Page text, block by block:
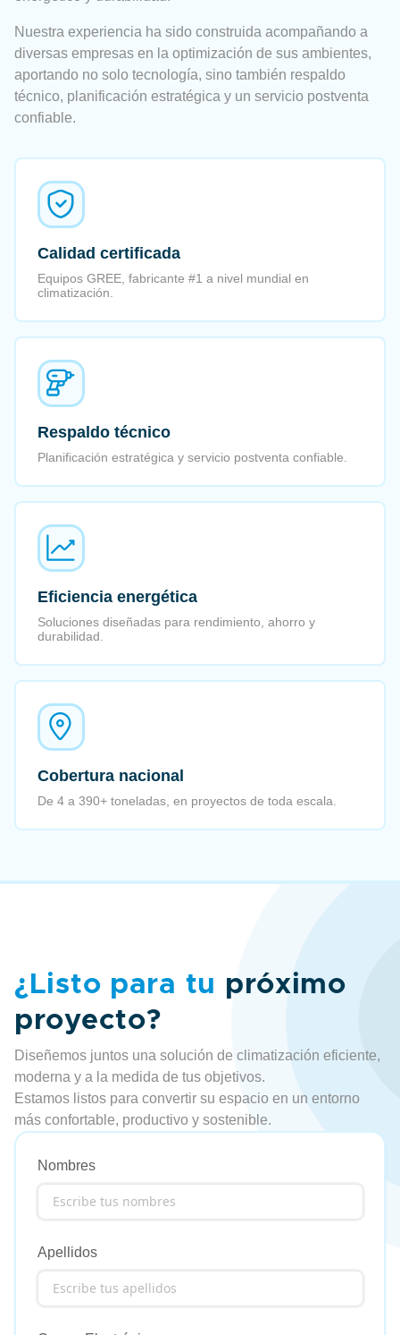
Nuestra experiencia ha sido construida acompañando a
diversas empresas en la optimización de sus ambientes,
aportando no solo tecnología, sino también respaldo
técnico, planificación estratégica y un servicio postventa
confiable.
Calidad certificada
Equipos GREE, fabricante #1 a nivel mundial en
climatización.
Respaldo técnico
Planificación estratégica y servicio postventa confiable.
Eficiencia energética
Soluciones diseñadas para rendimiento, ahorro y
durabilidad.
Cobertura nacional
De 4 a 390+ toneladas, en proyectos de toda escala.
¿Listo para tu próximo
proyecto?
Diseñemos juntos una solución de climatización eficiente,
moderna y a la medida de tus objetivos.
Estamos listos para convertir su espacio en un entorno
más confortable, productivo y sostenible.
Nombres
Apellidos